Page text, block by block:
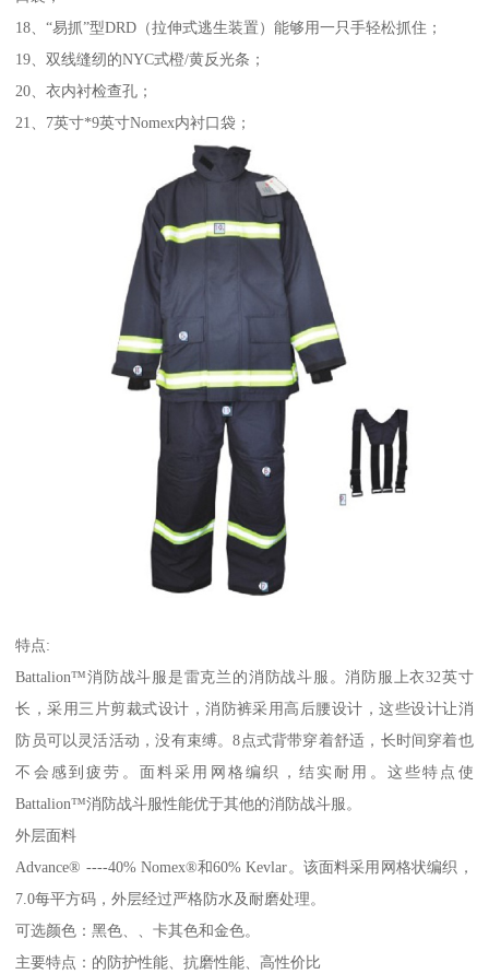
18、“易抓”型DRD（拉伸式逃生装置）能够用一只手轻松抓住；
19、双线缝纫的NYC式橙/黄反光条；
20、衣内衬检查孔；
21、7英寸*9英寸Nomex内衬口袋；
特点:
Battalion™消防战斗服是雷克兰的消防战斗服。消防服上衣32英寸
长，采用三片剪裁式设计，消防裤采用高后腰设计，这些设计让消
防员可以灵活活动，没有束缚。8点式背带穿着舒适，长时间穿着也
不会感到疲劳。面料采用网格编织，结实耐用。这些特点使
Battalion™消防战斗服性能优于其他的消防战斗服。
外层面料
Advance® ----40% Nomex®和60% Kevlar。该面料采用网格状编织，
7.0每平方码，外层经过严格防水及耐磨处理。
可选颜色：黑色、、卡其色和金色。
主要特点：的防护性能、抗磨性能、高性价比